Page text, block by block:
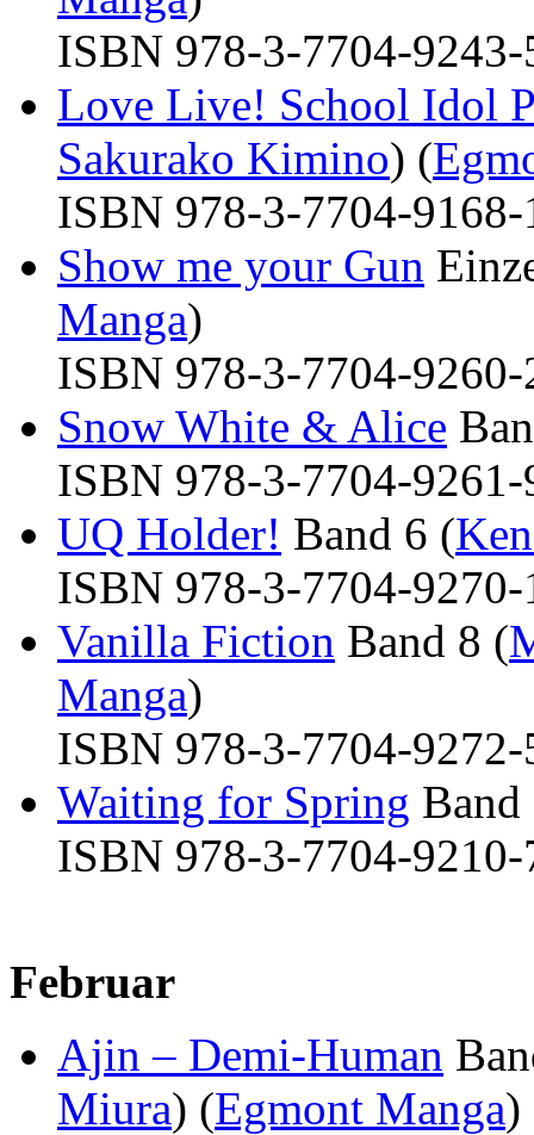
ISBN 978-3-7704-9243-
Love Live! School Idol
Sakurako Kimino) (
ISBN 978-3-7704-9168-
Show me your Gun
Manga)
ISBN 978-3-7704-9260-
Snow White & Alice
ISBN 978-3-7704-9261-
UQ Holder! Band 6 (
ISBN 978-3-7704-9270-
Vanilla Fiction Band 8 (
Manga)
ISBN 978-3-7704-9272-
Waiting for Spring Band
ISBN 978-3-7704-9210-
Februar
Ajin – Demi-Human
Miura) (Egmont Manga)